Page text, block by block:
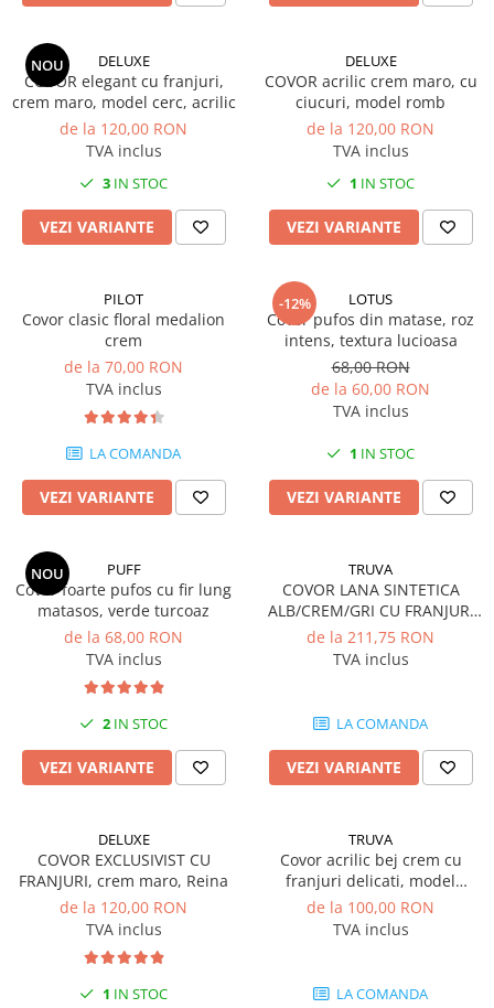
NOU DELUXE
COVOR elegant cu franjuri,
crem maro, model cerc, acrilic
de la 120,00 RON
TVA inclus
3 IN STOC
VEZI VARIANTE
DELUXE
COVOR acrilic crem maro, cu
ciucuri, model romb
de la 120,00 RON
TVA inclus
1 IN STOC
VEZI VARIANTE
PILOT
Covor clasic floral medalion
crem
de la 70,00 RON
TVA inclus
LA COMANDA
VEZI VARIANTE
-12% LOTUS
Covor pufos din matase, roz
intens, textura lucioasa
68,00 RON
de la 60,00 RON
TVA inclus
1 IN STOC
VEZI VARIANTE
NOU PUFF
Covor foarte pufos cu fir lung
matasos, verde turcoaz
de la 68,00 RON
TVA inclus
2 IN STOC
VEZI VARIANTE
TRUVA
COVOR LANA SINTETICA
ALB/CREM/GRI CU FRANJURI
DELICAȚI
de la 211,75 RON
TVA inclus
LA COMANDA
VEZI VARIANTE
DELUXE
COVOR EXCLUSIVIST CU
FRANJURI, crem maro, Reina
de la 120,00 RON
TVA inclus
1 IN STOC
TRUVA
Covor acrilic bej crem cu
franjuri delicati, model
medalion
de la 100,00 RON
TVA inclus
LA COMANDA